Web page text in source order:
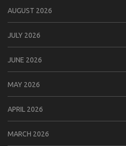
AUGUST 2026
JULY 2026
JUNE 2026
MAY 2026
APRIL 2026
MARCH 2026